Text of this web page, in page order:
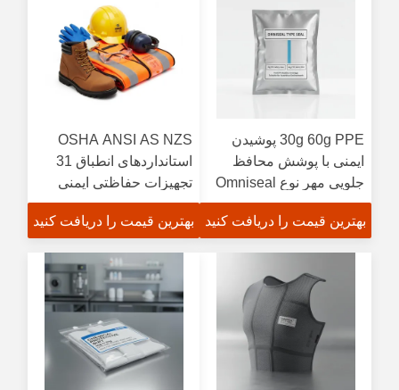
30g 60g PPE پوشیدن
ایمنی با پوشش محافظ
جلویی مهر نوع Omniseal
مناسب برای محیط های
خطرناک
بهترین قیمت را دریافت کنید
OSHA ANSI AS NZS
استانداردهای انطباق 31
تجهیزات حفاظتی ایمنی
یونیکس مناسب برای
تجهیزات ایمنی صنعتی محل
بهترین قیمت را دریافت کنید